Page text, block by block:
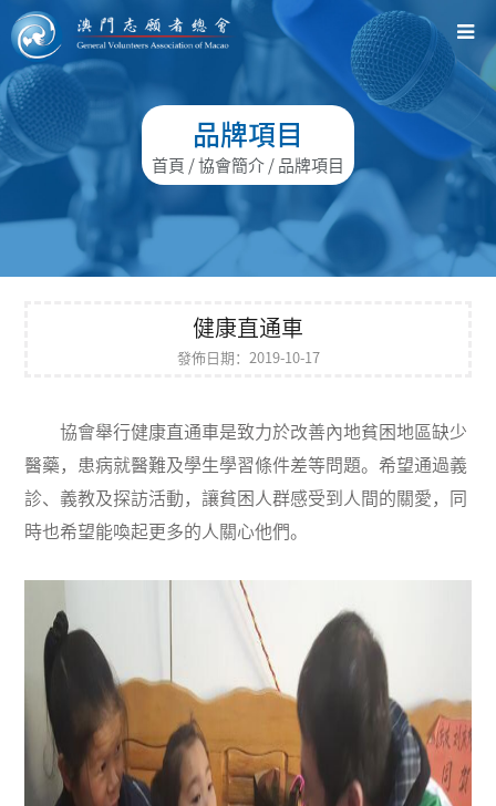
品牌項目
首頁 / 協會簡介 / 品牌項目
健康直通車
發佈日期：2019-10-17
協會舉行健康直通車是致力於改善內地貧困地區缺少
醫藥，患病就醫難及學生學習條件差等問題。希望通過義
診、義教及探訪活動，讓貧困人群感受到人間的關愛，同
時也希望能喚起更多的人關心他們。